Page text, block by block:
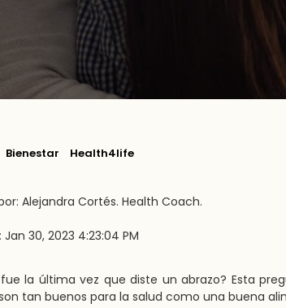
Bienestar Health4life
Alejandra Cortés. Health Coach.
30, 2023 4:23:04 PM
la última vez que diste un abrazo? Esta
tan buenos para la salud como una buena